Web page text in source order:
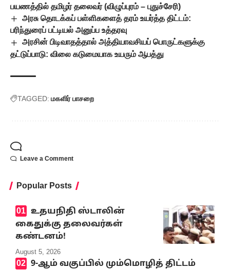
பயணத்தில் தமிழர் தலைவர் (விழுப்புரம் – புதுச்சேரி)
அரசு தொடக்கப் பள்ளிகளைத் தரம் உயர்த்த திட்டம்:
பரிந்துரைப் பட்டியல் அனுப்ப உத்தரவு
அரசின் பிடிவாதத்தால் அத்தியாவசியப் பொருட்களுக்கு
தட்டுப்பாடு: விலை கடுமையாக உயரும் ஆபத்து
TAGGED: மகளிர் பாசறை
Leave a Comment
Popular Posts
உதயநிதி ஸ்டாலின்
கைதுக்கு தலைவர்கள்
கண்டனம்!
August 5, 2026
9-ஆம் வகுப்பில் மும்மொழித் திட்டம்